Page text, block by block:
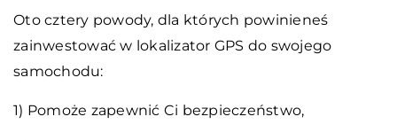
Oto cztery powody, dla których powinieneś
zainwestować w lokalizator GPS do swojego
samochodu:
1) Pomoże zapewnić Ci bezpieczeństwo,